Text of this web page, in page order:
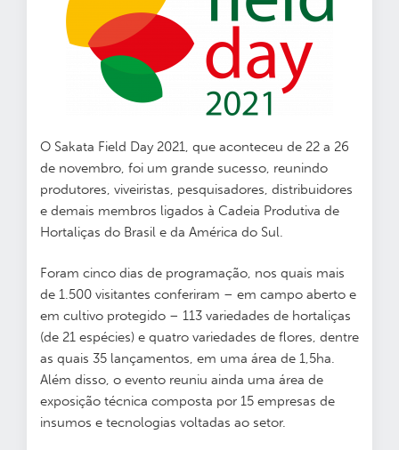
O Sakata Field Day 2021, que aconteceu de 22 a 26
de novembro, foi um grande sucesso, reunindo
produtores, viveiristas, pesquisadores, distribuidores
e demais membros ligados à Cadeia Produtiva de
Hortaliças do Brasil e da América do Sul.
Foram cinco dias de programação, nos quais mais
de 1.500 visitantes conferiram – em campo aberto e
em cultivo protegido – 113 variedades de hortaliças
(de 21 espécies) e quatro variedades de flores, dentre
as quais 35 lançamentos, em uma área de 1,5ha.
Além disso, o evento reuniu ainda uma área de
exposição técnica composta por 15 empresas de
insumos e tecnologias voltadas ao setor.